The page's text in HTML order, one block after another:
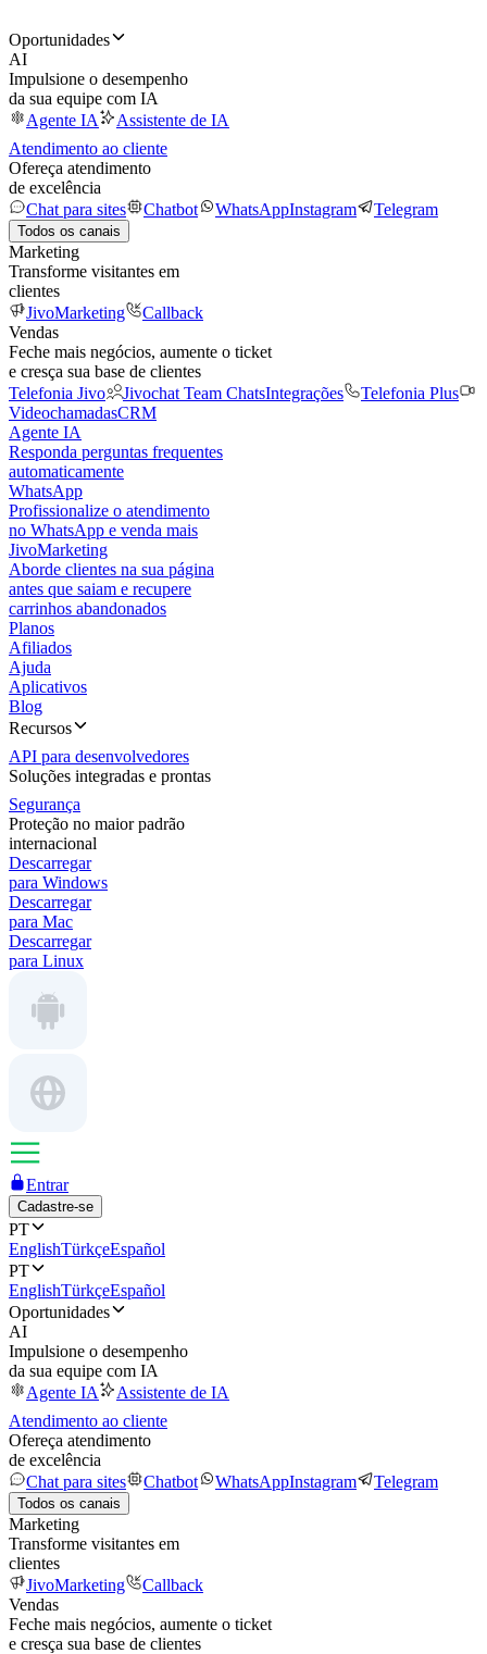
Oportunidades
AI
Impulsione o desempenho
da sua equipe com IA
Agente IA
Assistente de IA
Atendimento ao cliente
Ofereça atendimento
de excelência
Chat para sites
Chatbot WhatsAppInstagram Telegram
Todos os canais
Marketing
Transforme visitantes em
clientes
JivoMarketing
Callback
Vendas
Feche mais negócios, aumente o ticket
e cresça sua base de clientes
Telefonia Jivo
Jivochat Team ChatsIntegrações
Telefonia Plus
VideochamadasCRM
Agente IA
Responda perguntas frequentes
automaticamente
WhatsApp
Profissionalize o atendimento
no WhatsApp e venda mais
JivoMarketing
Aborde clientes na sua página
antes que saiam e recupere
carrinhos abandonados
Planos
Afiliados
Ajuda
Aplicativos
Blog
Recursos
API para desenvolvedores
Soluções integradas e prontas
Segurança
Proteção no maior padrão
internacional
Descarregar
para Windows
Descarregar
para Mac
Descarregar
para Linux
Entrar
Cadastre-se
PT
EnglishTürkçeEspañol
PT
EnglishTürkçeEspañol
Oportunidades
AI
Impulsione o desempenho
da sua equipe com IA
Agente IA
Assistente de IA
Atendimento ao cliente
Ofereça atendimento
de excelência
Chat para sites
Chatbot WhatsAppInstagram Telegram
Todos os canais
Marketing
Transforme visitantes em
clientes
JivoMarketing
Callback
Vendas
Feche mais negócios, aumente o ticket
e cresça sua base de clientes